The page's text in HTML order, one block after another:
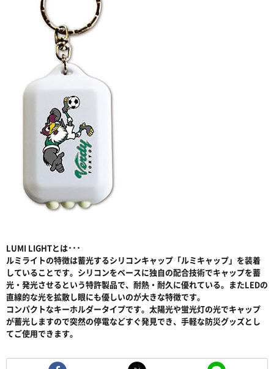
LUMI LIGHTとは･･･
ルミライトの特徴は蓄光するシリコンキャップ「ルミキャップ」を装着
していることです。シリコンをベースに独自の配合技術でキャップを蓄
光・発光させるという特許製品で、耐熱・耐久に優れている。またLEDの
直線的な光を拡散し眼にも優しいのが大きな特徴です。
コンパクトなキーホルダータイプです。太陽光や蛍光灯の光でキャップ
が蓄光しますので突然の停電などすぐ発見でき、手軽な防災グッズとし
てご使用できます。